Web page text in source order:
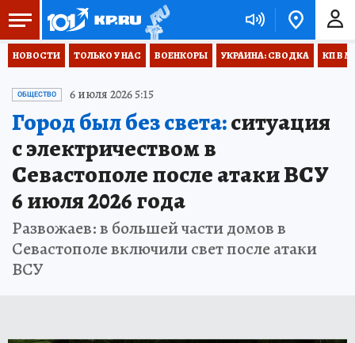
НОВОСТИ ТОЛЬКО У НАС ВОЕНКОРЫ УКРАИНА: СВОДКА КП В
ОБЩЕСТВО 6 июля 2026 5:15
Город был без света:ситуация
с электричеством в
Севастополе после атаки ВСУ
6 июля 2026 года
Развожаев: в большей части домов в
Севастополе включили свет после атаки
ВСУ